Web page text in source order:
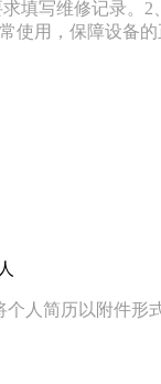
填写维修记录
使用，保障设备
简历以附件形